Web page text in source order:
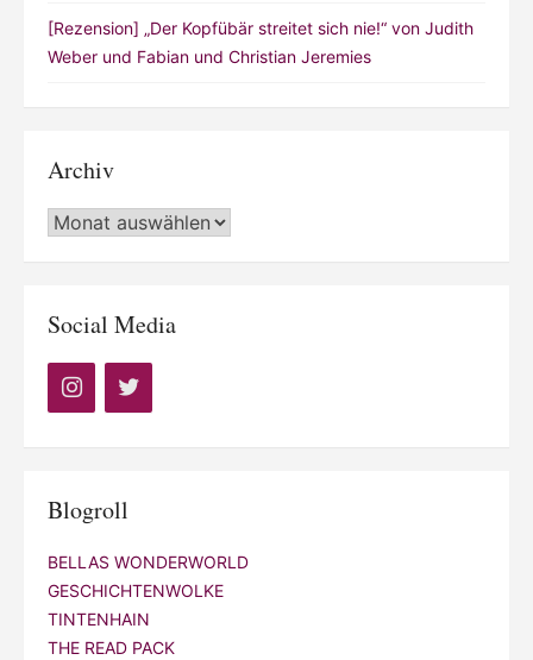
[Rezension] „Der Kopfübär streitet sich nie!“ von Judith
Weber und Fabian und Christian Jeremies
Archiv
Archiv
Social Media
Blogroll
BELLAS WONDERWORLD
GESCHICHTENWOLKE
TINTENHAIN
THE READ PACK